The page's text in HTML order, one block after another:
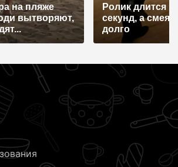
на пляже
вытворяют,
Ролик длится
секунд, а
долго